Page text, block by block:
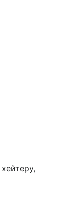
хейтеру,